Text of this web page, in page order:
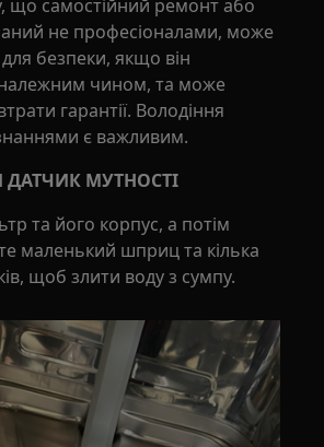
що самостійний ремонт або
не професіоналами, може
безпеки, якщо він
чином, та може
гарантії. Володіння
є важливим.
ДАТЧИК МУТНОСТІ
та його корпус, а потім
маленький шприц та кілька
щоб злити воду з сумпу.